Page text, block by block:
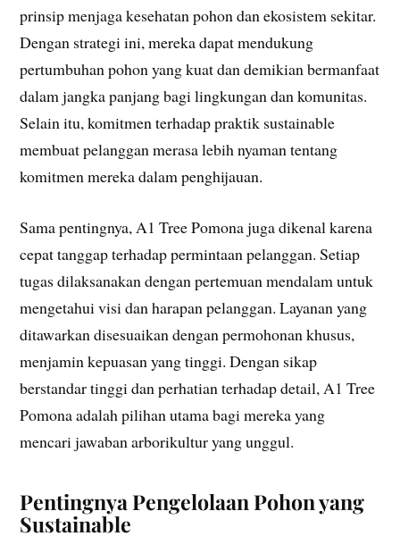
prinsip menjaga kesehatan pohon dan ekosistem sekitar.
Dengan strategi ini, mereka dapat mendukung
pertumbuhan pohon yang kuat dan demikian bermanfaat
dalam jangka panjang bagi lingkungan dan komunitas.
Selain itu, komitmen terhadap praktik sustainable
membuat pelanggan merasa lebih nyaman tentang
komitmen mereka dalam penghijauan.
Sama pentingnya, A1 Tree Pomona juga dikenal karena
cepat tanggap terhadap permintaan pelanggan. Setiap
tugas dilaksanakan dengan pertemuan mendalam untuk
mengetahui visi dan harapan pelanggan. Layanan yang
ditawarkan disesuaikan dengan permohonan khusus,
menjamin kepuasan yang tinggi. Dengan sikap
berstandar tinggi dan perhatian terhadap detail, A1 Tree
Pomona adalah pilihan utama bagi mereka yang
mencari jawaban arborikultur yang unggul.
Pentingnya Pengelolaan Pohon yang
Sustainable